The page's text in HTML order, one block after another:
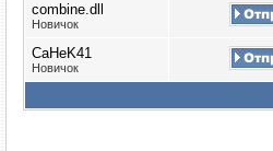
combine.dll
Новичок
CaHeK41
Новичок